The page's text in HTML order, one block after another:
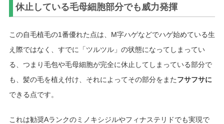
休止している毛母細胞部分でも威力発揮
この自毛植毛の1番優れた点は、M字ハゲなどでハゲ始めている生
え際ではなく、すでに「ツルツル」の状態になってしまってい
る、つまり毛包や毛母細胞が完全に休止してしまっている部分で
も、髪の毛を植え付け、それによってその部分をまたフサフサに
できる点です。
これは勧奨Aランクのミノキシジルやフィナステリドでも実現で